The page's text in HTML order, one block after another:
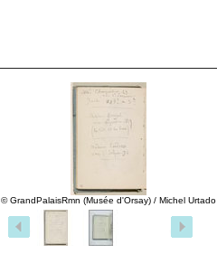
© GrandPalaisRmn (Musée d'Orsay) / Michel Urtado